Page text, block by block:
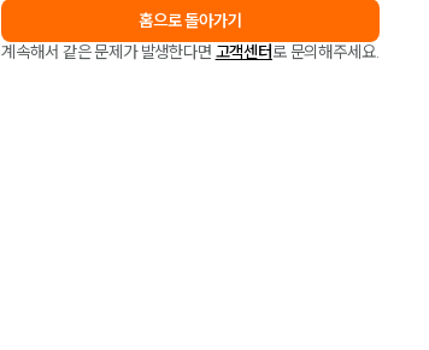
홈으로 돌아가기
계속해서 같은 문제가 발생한다면 고객센터로 문의해주세요.